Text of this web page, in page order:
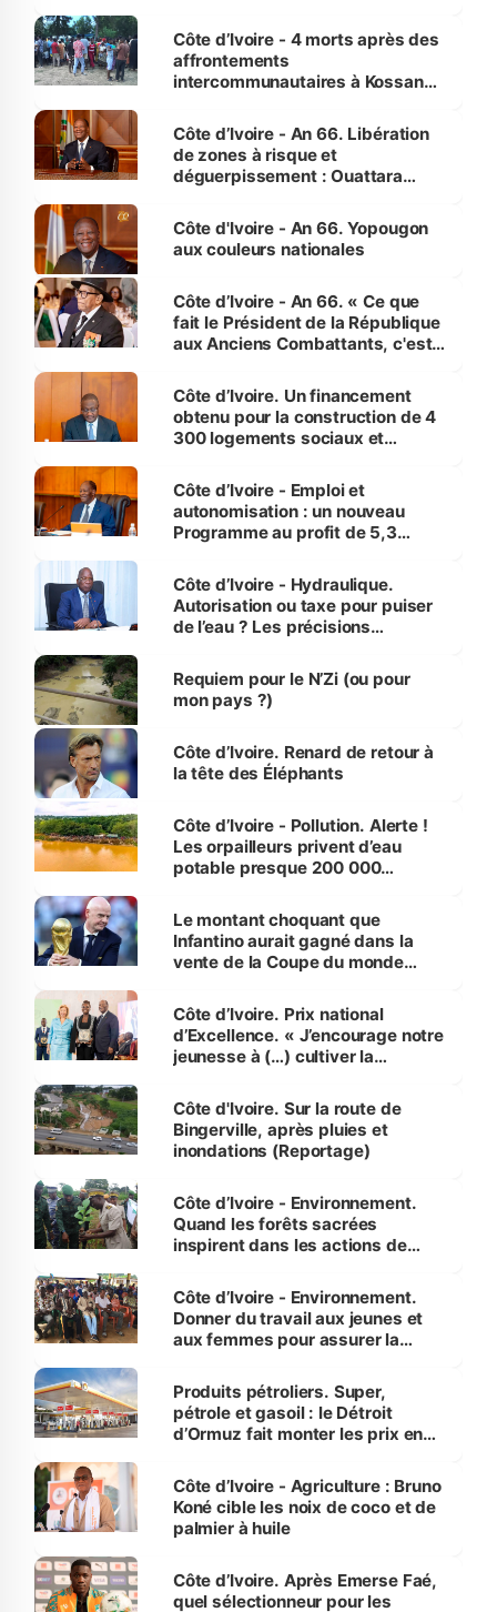
générations futures »
Côte d’Ivoire - 4 morts après des
affrontements
intercommunautaires à Kossandji
milieu des sinistrés
Côte d’Ivoire - An 66. Libération
de zones à risque et
déguerpissement : Ouattara
l'Etat de droit pour préserver les
vies humaines »
Côte d'Ivoire - An 66. Yopougon
aux couleurs nationales
Côte d’Ivoire - An 66. « Ce que
fait le Président de la République
aux Anciens Combattants, c'est
Côte d’Ivoire. Un financement
obtenu pour la construction de 4
300 logements sociaux et
et Yamoussoukro
Côte d’Ivoire - Emploi et
autonomisation : un nouveau
Programme au profit de 5,3
Côte d’Ivoire - Hydraulique.
Autorisation ou taxe pour puiser
de l’eau ? Les précisions
Requiem pour le N’Zi (ou pour
mon pays ?)
Côte d’Ivoire. Renard de retour à
la tête des Éléphants
Côte d’Ivoire - Pollution. Alerte !
Les orpailleurs privent d’eau
potable presque 200 000
Le montant choquant que
Infantino aurait gagné dans la
vente de la Coupe du monde
Côte d’Ivoire. Prix national
d’Excellence. « J’encourage notre
jeunesse à (…) cultiver la
(Alassane Ouattara
Côte d'Ivoire. Sur la route de
Bingerville, après pluies et
inondations (Reportage)
Côte d’Ivoire - Environnement.
Quand les forêts sacrées
inspirent dans les actions de
Côte d’Ivoire - Environnement.
Donner du travail aux jeunes et
aux femmes pour assurer la
menacées
Produits pétroliers. Super,
pétrole et gasoil : le Détroit
d’Ormuz fait monter les prix en
Côte d’Ivoire - Agriculture : Bruno
Koné cible les noix de coco et de
palmier à huile
Côte d’Ivoire. Après Emerse Faé,
quel sélectionneur pour les